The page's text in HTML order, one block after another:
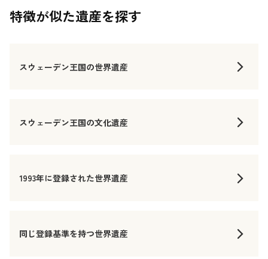
特徴が似た遺産を探す
スウェーデン王国の世界遺産
スウェーデン王国の文化遺産
1993年に登録された世界遺産
同じ登録基準を持つ世界遺産